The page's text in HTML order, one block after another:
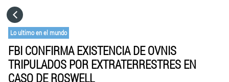
Lo ultimo en el mundo
FBI CONFIRMA EXISTENCIA DE OVNIS
TRIPULADOS POR EXTRATERRESTRES EN
CASO DE ROSWELL
CATEGORÍAS